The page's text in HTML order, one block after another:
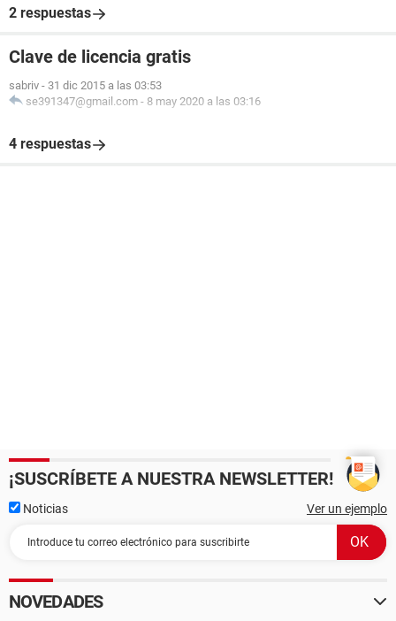
2 respuestas
Clave de licencia gratis
sabriv - 31 dic 2015 a las 03:53
se391347@gmail.com - 8 may 2020 a las 03:16
4 respuestas
¡SUSCRÍBETE A NUESTRA NEWSLETTER!
Noticias Ver un ejemplo
NOVEDADES